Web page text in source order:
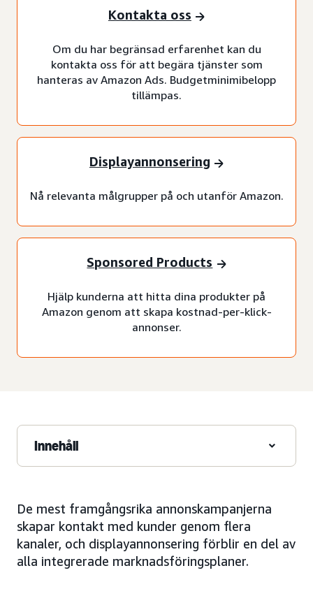
Kontakta oss
Om du har begränsad erfarenhet kan du
kontakta oss för att begära tjänster som
hanteras av Amazon Ads. Budgetminimibelopp
tillämpas.
Displayannonsering
Nå relevanta målgrupper på och utanför Amazon.
Sponsored Products
Hjälp kunderna att hitta dina produkter på
Amazon genom att skapa kostnad-per-klick-
annonser.
Innehåll
De mest framgångsrika annonskampanjerna
skapar kontakt med kunder genom flera
kanaler, och displayannonsering förblir en del av
alla integrerade marknadsföringsplaner.